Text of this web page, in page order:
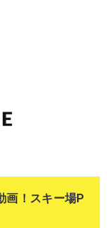
画！スキー場P